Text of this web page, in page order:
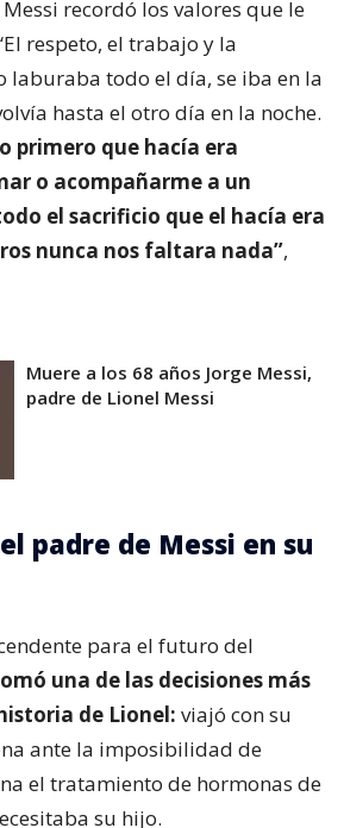
recordó los valores que le
respeto, el trabajo y la
laburaba todo el día, se iba en la
hasta el otro día en la noche.
primero que hacía era
o acompañarme a un
el sacrificio que el hacía era
nunca nos faltara nada”,
Muere a los 68 años Jorge Messi,
padre de Lionel Messi
padre de Messi en su
para el futuro del
una de las decisiones más
de Lionel: viajó con su
ante la imposibilidad de
el tratamiento de hormonas de
su hijo.